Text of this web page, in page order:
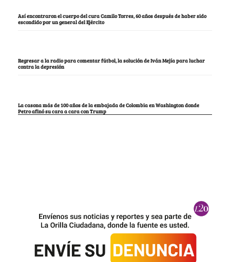
Así encontraron el cuerpo del cura Camilo Torres, 60 años después de haber sido
escondido por un general del Ejército
Regresar a la radio para comentar fútbol, la solución de Iván Mejía para luchar
contra la depresión
La casona más de 100 años de la embajada de Colombia en Washington donde
Petro afinó su cara a cara con Trump